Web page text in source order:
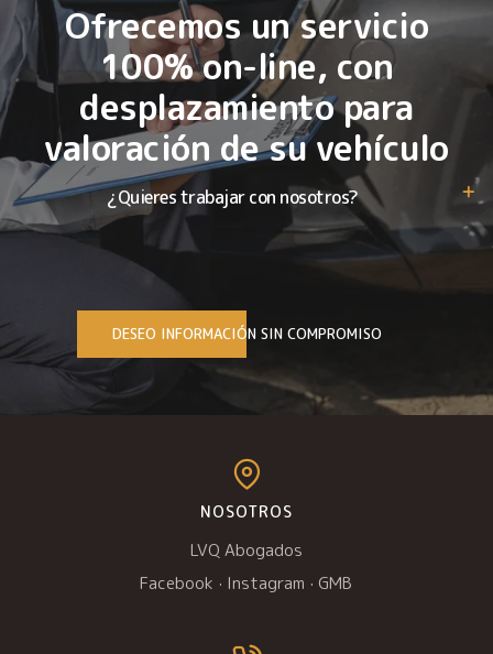
Ofrecemos un servicio
100% on-line, con
desplazamiento para
valoración de su vehículo
¿Quieres trabajar con nosotros?
DESEO INFORMACIÓN SIN COMPROMISO
NOSOTROS
LVQ Abogados
Facebook · Instagram · GMB